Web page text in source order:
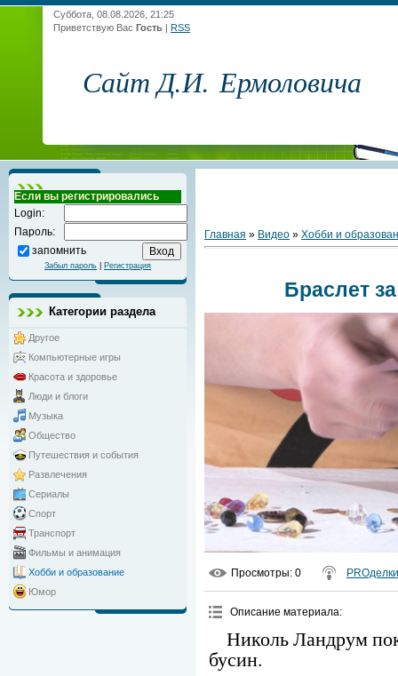
Суббота, 08.08.2026, 21:25
Приветствую Вас Гость | RSS
Сайт Д.И. Ермоловича
Если вы регистрировались
Login:
Пароль:
запомнить
Забыл пароль Регистрация
Категории раздела
Другое
Компьютерные игры
Красота и здоровье
Люди и блоги
Музыка
Общество
Путешествия и события
Развлечения
Сериалы
Спорт
Транспорт
Фильмы и анимация
Хобби и образование
Юмор
Главная » Видео » Хобби и
Браслет
Просмотры: 0 PROделки
Описание материала:
Николь Ландрум
бусин.